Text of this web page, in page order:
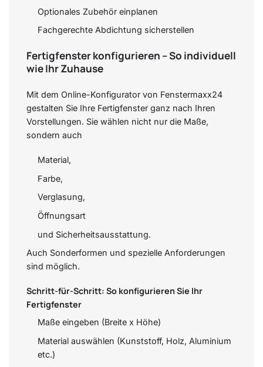
Optionales Zubehör einplanen
Fachgerechte Abdichtung sicherstellen
Fertigfenster konfigurieren – So individuell
wie Ihr Zuhause
Mit dem Online-Konfigurator von Fenstermaxx24
gestalten Sie Ihre Fertigfenster ganz nach Ihren
Vorstellungen. Sie wählen nicht nur die Maße,
sondern auch
Material,
Farbe,
Verglasung,
Öffnungsart
und Sicherheitsausstattung.
Auch Sonderformen und spezielle Anforderungen
sind möglich.
Schritt-für-Schritt: So konfigurieren Sie Ihr
Fertigfenster
Maße eingeben (Breite x Höhe)
Material auswählen (Kunststoff, Holz, Aluminium
etc.)